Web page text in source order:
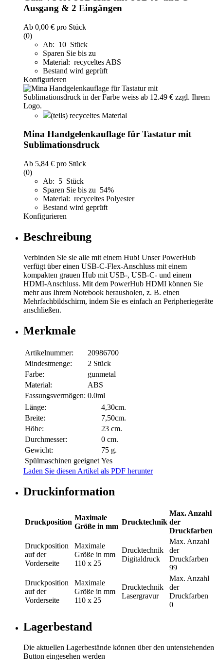
Ausgang & 2 Eingängen
Ab 0,00 € pro Stück
(0)
Ab: 10 Stück
Sparen Sie bis zu
Material: recyceltes ABS
Bestand wird geprüft
Konfigurieren
(teils) recyceltes Material
Mina Handgelenkauflage für Tastatur mit
Sublimationsdruck
Ab 5,84 € pro Stück
(0)
Ab: 5 Stück
Sparen Sie bis zu 54%
Material: recyceltes Polyester
Bestand wird geprüft
Konfigurieren
Beschreibung
Verbinden Sie sie alle mit einem Hub! Unser PowerHub
verfügt über einen USB-C-Flex-Anschluss mit einem
kompakten grauen Hub mit USB-, USB-C- und einem
HDMI-Anschluss. Mit dem PowerHub HDMI können Sie
mehr aus Ihrem Notebook herausholen, z. B. einen
Mehrfachbildschirm, indem Sie es einfach an Peripheriegeräte
anschließen.
Merkmale
Artikelnummer:
20986700
Mindestmenge:
2 Stück
Farbe:
gunmetal
Material:
ABS
Fassungsvermögen: 0.0ml
Länge:
4,30cm.
Breite:
7,50cm.
Höhe:
23 cm.
Durchmesser:
0 cm.
Gewicht:
75 g.
Spülmaschinen geeignet Yes
Laden Sie diesen Artikel als PDF herunter
Druckinformation
Druckposition
Maximale
Größe in mm
Drucktechnik
Max. Anzahl
der
Druckfarben
Druckposition
auf der
Vorderseite
Maximale
Größe in mm
110 x 25
Drucktechnik
Digitaldruck
Max. Anzahl
der
Druckfarben
99
Druckposition
auf der
Vorderseite
Maximale
Größe in mm
110 x 25
Drucktechnik
Lasergravur
Max. Anzahl
der
Druckfarben
0
Lagerbestand
Die aktuellen Lagerbestände können über den untenstehenden
Button eingesehen werden